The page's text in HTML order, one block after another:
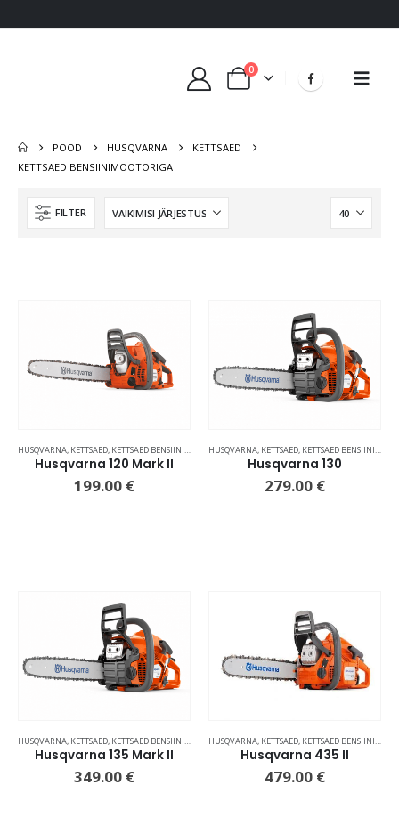
0
POOD HUSQVARNA
KETTSAED
KETTSAED BENSIINIMOOTORIGA
FILTER
HUSQVARNA, KETTSAED, KETTSAED BENSIINIMOOTORIGA
Husqvarna 120 Mark II
199.00 €
HUSQVARNA, KETTSAED, KETTSAED BENSIINIMOOTORIGA
Husqvarna 130
279.00 €
HUSQVARNA, KETTSAED, KETTSAED BENSIINIMOOTORIGA
Husqvarna 135 Mark II
349.00 €
HUSQVARNA, KETTSAED, KETTSAED BENSIINIMOOTORIGA
Husqvarna 435 II
479.00 €